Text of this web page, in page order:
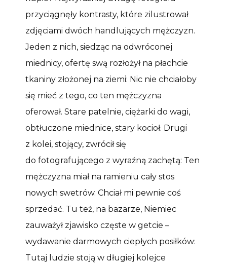
przyciągnęły kontrasty, które zilustrował
zdjęciami dwóch handlujących mężczyzn.
Jeden z nich, siedząc na odwróconej
miednicy, ofertę swą rozłożył na płachcie
tkaniny złożonej na ziemi: Nic nie chciałoby
się mieć z tego, co ten mężczyzna
oferował. Stare patelnie, ciężarki do wagi,
obtłuczone miednice, stary kocioł. Drugi
z kolei, stojący, zwrócił się
do fotografującego z wyraźną zachętą: Ten
mężczyzna miał na ramieniu cały stos
nowych swetrów. Chciał mi pewnie coś
sprzedać. Tu też, na bazarze, Niemiec
zauważył zjawisko częste w getcie –
wydawanie darmowych ciepłych posiłków:
Tutaj ludzie stoją w długiej kolejce